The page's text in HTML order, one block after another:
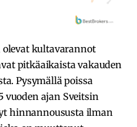
olevat kultavarannot
pitkäaikaista vakauden
Pysymällä poissa
ajan Sveitsin
hinnannoususta ilman